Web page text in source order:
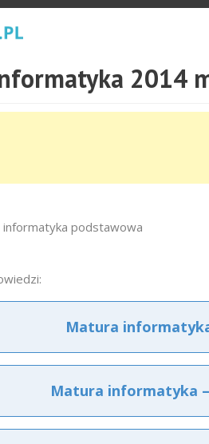
2014
informatyka podstawowa
Matura
Matura informatyka